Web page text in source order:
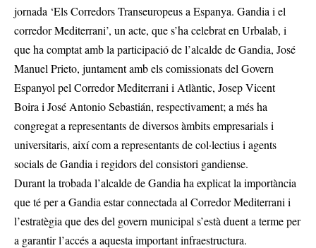
jornada ‘Els Corredors Transeuropeus a Espanya. Gandia i el
corredor Mediterrani’, un acte, que s’ha celebrat en Urbalab, i
que ha comptat amb la participació de l’alcalde de Gandia, José
Manuel Prieto, juntament amb els comissionats del Govern
Espanyol pel Corredor Mediterrani i Atlàntic, Josep Vicent
Boira i José Antonio Sebastián, respectivament; a més ha
congregat a representants de diversos àmbits empresarials i
universitaris, així com a representants de col·lectius i agents
socials de Gandia i regidors del consistori gandiense.
Durant la trobada l’alcalde de Gandia ha explicat la importància
que té per a Gandia estar connectada al Corredor Mediterrani i
l’estratègia que des del govern municipal s’està duent a terme per
a garantir l’accés a aquesta important infraestructura.